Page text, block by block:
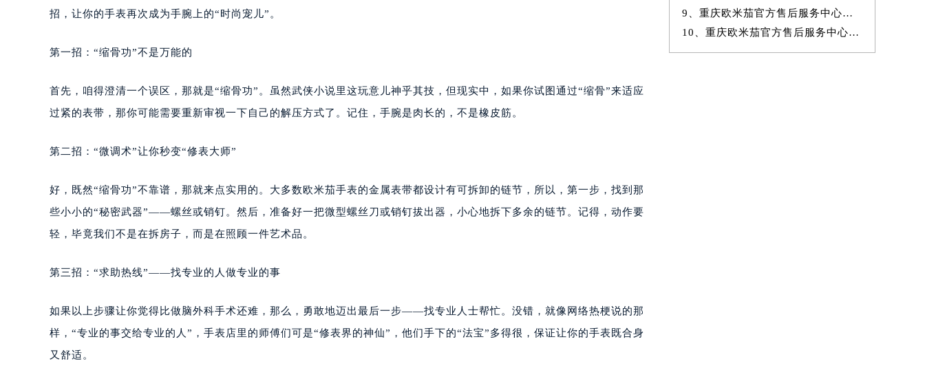
招，让你的手表再次成为手腕上的“时尚宠儿”。
第一招：“缩骨功”不是万能的
首先，咱得澄清一个误区，那就是“缩骨功”。虽然武侠小说里这玩意儿神乎其技，但现实中，如果你试图通过“缩骨”来适应
过紧的表带，那你可能需要重新审视一下自己的解压方式了。记住，手腕是肉长的，不是橡皮筋。
第二招：“微调术”让你秒变“修表大师”
好，既然“缩骨功”不靠谱，那就来点实用的。大多数欧米茄手表的金属表带都设计有可拆卸的链节，所以，第一步，找到那
些小小的“秘密武器”——螺丝或销钉。然后，准备好一把微型螺丝刀或销钉拔出器，小心地拆下多余的链节。记得，动作要
轻，毕竟我们不是在拆房子，而是在照顾一件艺术品。
第三招：“求助热线”——找专业的人做专业的事
如果以上步骤让你觉得比做脑外科手术还难，那么，勇敢地迈出最后一步——找专业人士帮忙。没错，就像网络热梗说的那
样，“专业的事交给专业的人”，手表店里的师傅们可是“修表界的神仙”，他们手下的“法宝”多得很，保证让你的手表既合身
又舒适。
9、重庆欧米茄官方售后服务中心｜维修地址与官方客服热线权威信息公示
10、重庆欧米茄官方售后服务中心｜最新电话和维修门店地址权威信息公示